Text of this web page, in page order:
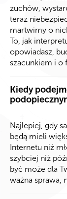
zuchów,
teraz
martwimy o
To, jak
opowiadasz,
szacunkiem i o
Kiedy
Najlepiej, gdy
będą mieli
Internetu niż
szybciej niż
być może dla
ważna sprawa,